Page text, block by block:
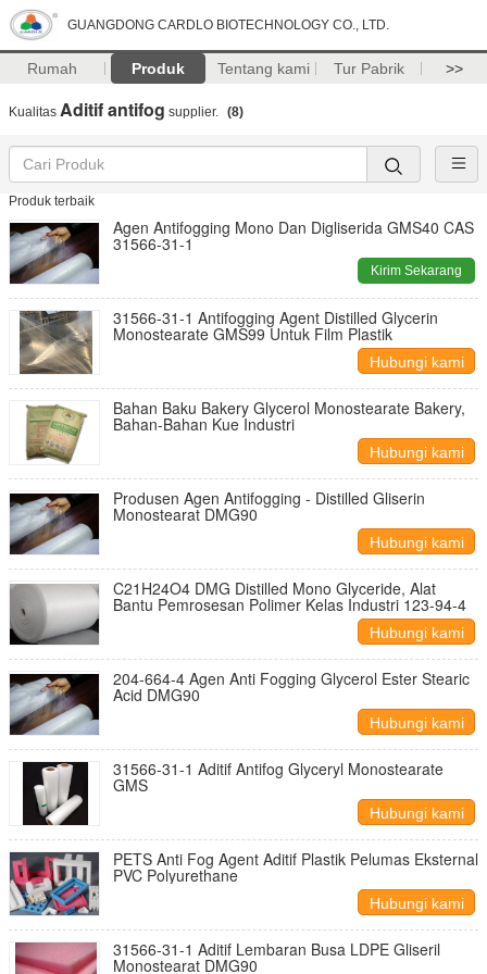
GUANGDONG CARDLO BIOTECHNOLOGY CO., LTD.
Rumah Produk Tentang kami Tur Pabrik >>
Kualitas Aditif antifog supplier. (8)
Produk terbaik
Agen Antifogging Mono Dan Digliserida GMS40 CAS
31566-31-1
Kirim Sekarang
31566-31-1 Antifogging Agent Distilled Glycerin
Monostearate GMS99 Untuk Film Plastik
Hubungi kami
Bahan Baku Bakery Glycerol Monostearate Bakery,
Bahan-Bahan Kue Industri
Hubungi kami
Produsen Agen Antifogging - Distilled Gliserin
Monostearat DMG90
Hubungi kami
C21H24O4 DMG Distilled Mono Glyceride, Alat
Bantu Pemrosesan Polimer Kelas Industri 123-94-4
Hubungi kami
204-664-4 Agen Anti Fogging Glycerol Ester Stearic
Acid DMG90
Hubungi kami
31566-31-1 Aditif Antifog Glyceryl Monostearate
GMS
Hubungi kami
PETS Anti Fog Agent Aditif Plastik Pelumas Eksternal
PVC Polyurethane
Hubungi kami
31566-31-1 Aditif Lembaran Busa LDPE Gliseril
Monostearat DMG90